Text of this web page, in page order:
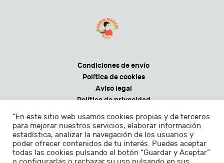
Condiciones de envío
Política de cookies
Aviso legal
Política de privacidad
Horarios:
“En este sitio web usamos cookies propias y de terceros
para mejorar nuestros servicios, elaborar información
estadística, analizar la navegación de los usuarios y
poder ofrecer contenidos de tu interés. Puedes aceptar
todas las cookies pulsando el botón “Guardar y Aceptar”